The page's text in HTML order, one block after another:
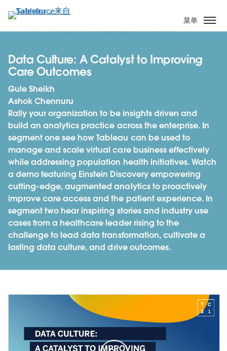
转
到
菜单
Data Culture: A Catalyst to Improving
Care Outcomes
Gule Sheikh
Ashok Chennuru
Rally your organization to be insights driven and
build an analytics practice across the enterprise. In
segment one see how Tableau can be used to
manage and scale virtual care business effectively
while addressing population health initiatives. Watch
a demo featuring Einstein Discovery empowering
cutting-edge, augmented analytics to proactively
improve care access and the patient experience. In
segment two hear inspiring stories and industry use
cases from a healthcare leader rising to the
challenge to lead data transformation, cultivate a
lasting data culture, and drive outcomes.